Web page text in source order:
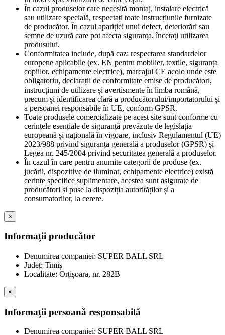
În cazul produselor care necesită montaj, instalare electrică
sau utilizare specială, respectați toate instrucțiunile furnizate
de producător. În cazul apariției unui defect, deteriorări sau
semne de uzură care pot afecta siguranța, încetați utilizarea
produsului.
Conformitatea include, după caz: respectarea standardelor
europene aplicabile (ex. EN pentru mobilier, textile, siguranța
copiilor, echipamente electrice), marcajul CE acolo unde este
obligatoriu, declarații de conformitate emise de producători,
instrucțiuni de utilizare și avertismente în limba română,
precum și identificarea clară a producătorului/importatorului și
a persoanei responsabile în UE, conform GPSR.
Toate produsele comercializate pe acest site sunt conforme cu
cerințele esențiale de siguranță prevăzute de legislația
europeană și națională în vigoare, inclusiv Regulamentul (UE)
2023/988 privind siguranța generală a produselor (GPSR) și
Legea nr. 245/2004 privind securitatea generală a produselor.
În cazul în care pentru anumite categorii de produse (ex.
jucării, dispozitive de iluminat, echipamente electrice) există
cerințe specifice suplimentare, acestea sunt asigurate de
producători și puse la dispoziția autorităților și a
consumatorilor, la cerere.
×
Informații producător
Denumirea companiei: SUPER BALL SRL
Județ: Timiș
Localitate: Orțișoara, nr. 282B
×
Informații persoană responsabilă
Denumirea companiei: SUPER BALL SRL